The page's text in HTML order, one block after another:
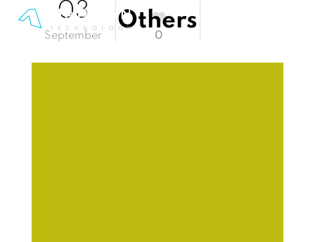
Others
03
September 0